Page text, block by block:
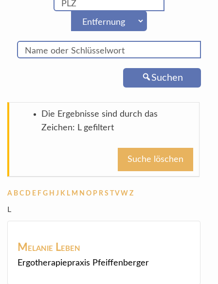
Suchen
Die Ergebnisse sind durch das
Zeichen: L gefiltert
Suche löschen
A B C D E F G H J K L M N O P R S V W Z
L
Melanie Leben
Ergotherapiepraxis Pfeiffenberger